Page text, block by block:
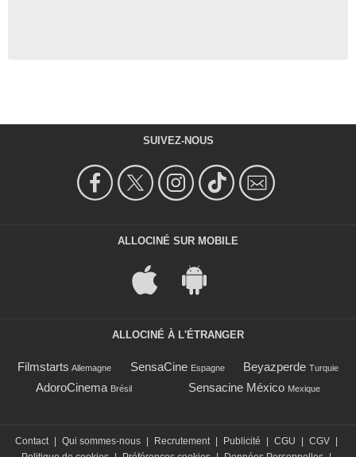
SUIVEZ-NOUS
ALLOCINÉ SUR MOBILE
ALLOCINÉ À L'ÉTRANGER
Filmstarts Allemagne SensaCine Espagne Beyazperde Turquie
AdoroCinema Brésil Sensacine México Mexique
Contact Qui sommes-nous Recrutement Publicité CGU CGV